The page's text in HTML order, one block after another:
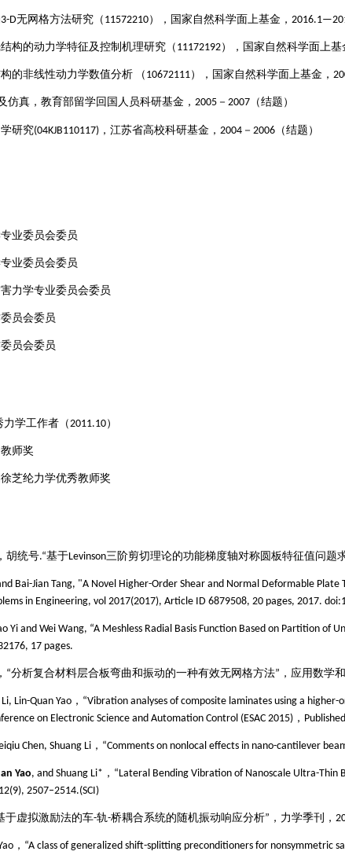
3-D无网格方法研究（ 11572210） ， 国家自然科学面上基金，
构的动力学特征及控制机理研究 （ 11172192） ， 国家自然科学面上基
的非线性动力学数值分析 （ 10672111） ， 国家自然科学面上基金，
仿真 ， 教育部留学回国人员科研基金 ， 2005 － 2007 （结题 ）
研究(04KJB110117) ， 江苏省高校科研基金 ， 2004 － 2006 （结题 ）
业委员会委员
业委员会委员
力学专业委员会委员
员会委员
员会委员
学工作者（2011.10）
师奖
芝纶力学优秀教师奖
胡统号.“基于Levinson三阶剪切理论的功能梯度轴对称圆板特征值问题
Bai-Jian Tang, "A Novel Higher-Order Shear and Normal Deformable
in Engineering, vol 2017(2017), Article ID 6879508, 20 pages, 2017.
Yi and Wei Wang, “A Meshless Radial Basis Function Based on Partition
17 pages.
“分析复合材料层合板弯曲和振动的一种有效无网格方法”，应用数学
Lin-Quan Yao ， “Vibration analyses of composite laminates using a
on Electronic Science and Automation Control (ESAC 2015) ，
Chen, Shuang Li ， “Comments on nonlocal effects in nano-cantilever
Yao, and Shuang Li* ，“Lateral Bending Vibration of Nanoscale Ultra-Thin
2507–2514.(SCI)
于虚拟激励法的车-轨-桥耦合系统的随机振动响应分析”，力学季刊，
， “A class of generalized shift-splitting preconditioners for nonsymmetric